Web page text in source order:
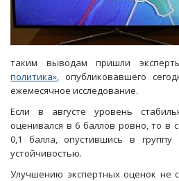
таким выводам пришли
политика», опубликовавшего
ежемесячное исследование.
Если в августе уровень
оценивался в 6 баллов ровно, то в
0,1 балла, опустившись в
устойчивостью.
Улучшению экспертных оценок не